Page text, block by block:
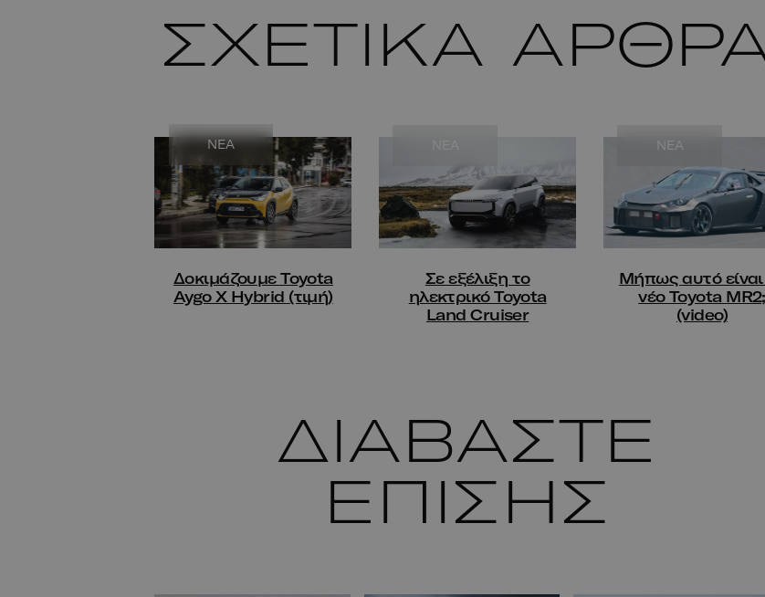
ΣΧΕΤΙΚΑ
Δοκιμάζουμε Toyota
Aygo X Hybrid (τιμή)
NEA
Σε εξέλιξη το
ηλεκτρικό Toyota
Land Cruiser
Μήπως αυτό είναι
νέο Toyota MR2;
(video)
NEA
ΔΙΑΒΑΣΤΕ
ΕΠΙΣΗΣ